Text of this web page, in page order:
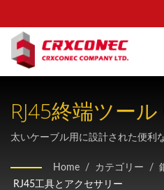
RJ45終端ツー
用。6Aプラグ -
ョナルな圧着ソ
太いケーブル用に設計された便利
ション組み立て機能付き
Home / カテゴリー /
RJ45工具とアクセサリー